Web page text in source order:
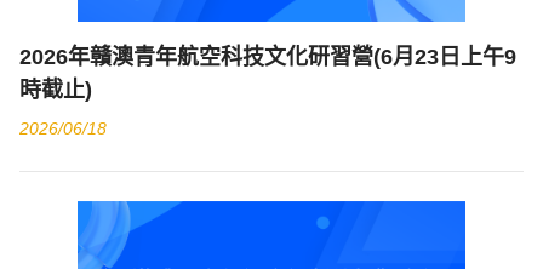
2026年贛澳青年航空科技文化研習營(6月23日上午9
時截止)
2026/06/18